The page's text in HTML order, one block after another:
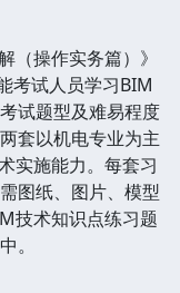
操作实务篇）》
考试人员学习BIM
试题型及难易程度
套以机电专业为主
实施能力。每套习
图纸、图片、模型
技术知识点练习题
。